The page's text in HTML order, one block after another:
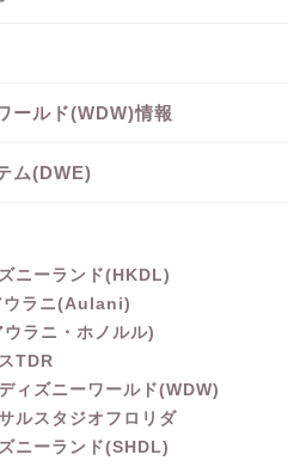
ールド(WDW)情報
ム(DWE)
ニーランド(HKDL)
ウラニ(Aulani)
ラニ・ホノルル)
TDR
ィズニーワールド(WDW)
ルスタジオフロリダ
ニーランド(SHDL)